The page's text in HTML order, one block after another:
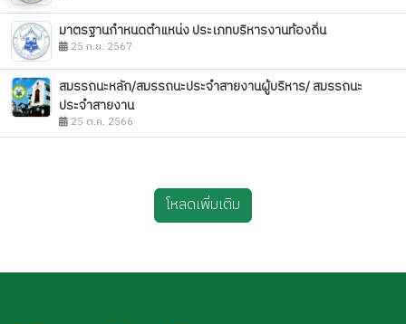
มาตรฐานกำหนดตำแหน่ง ประเภทบริหารงานท้องถิ่น
25 ก.ย. 2567
สมรรถนะหลัก/สมรรถนะประจำสายงานผู้บริหาร/ สมรรถนะ
ประจำสายงาน
25 ต.ค. 2566
โหลดเพิ่มเติม